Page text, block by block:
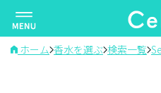
ナ
ビ
ゲ ホーム 香水を選ぶ 検索一覧